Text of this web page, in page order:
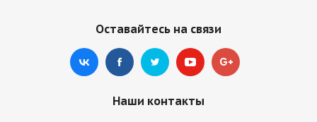
Оставайтесь на связи
Наши контакты